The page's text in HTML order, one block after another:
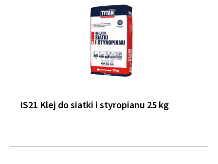
IS21 Klej do siatki i styropianu 25 kg